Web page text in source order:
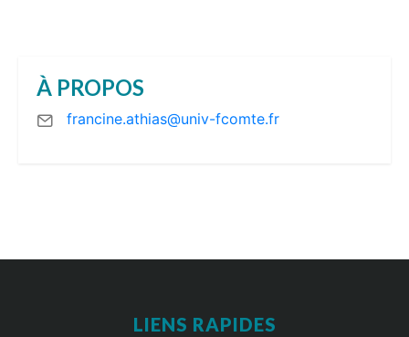
À PROPOS
francine.athias@univ-fcomte.fr
LIENS RAPIDES